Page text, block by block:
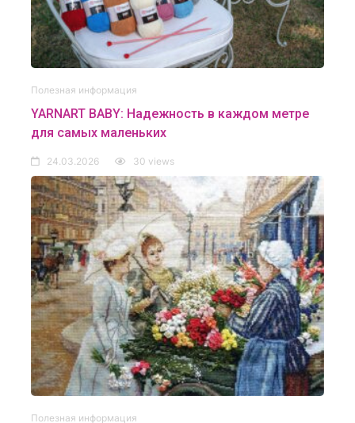
Полезная информация
YARNART BABY: Надежность в каждом метре
для самых маленьких
24.03.2026 30 views
Полезная информация